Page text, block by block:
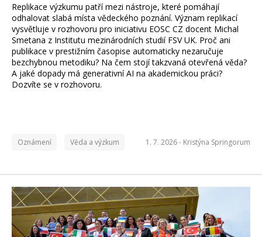
Replikace výzkumu patří mezi nástroje, které pomáhají
odhalovat slabá místa vědeckého poznání. Význam replikací
vysvětluje v rozhovoru pro iniciativu EOSC CZ docent Michal
Smetana z Institutu mezinárodních studií FSV UK. Proč ani
publikace v prestižním časopise automaticky nezaručuje
bezchybnou metodiku? Na čem stojí takzvaná otevřená věda?
A jaké dopady má generativní AI na akademickou práci?
Dozvíte se v rozhovoru.
Oznámení Věda a výzkum 1. 7. 2026 - Kristýna Springorum